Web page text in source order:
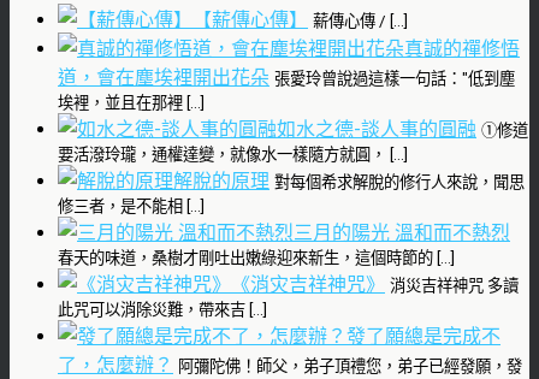
【薪傳心傳】 薪傳心傳 / […]
真誠的禪修悟
道，會在塵埃裡開出花朵 張愛玲曾說過這樣一句話："低到塵
埃裡，並且在那裡 […]
如水之德-談人事的圓融 ①修道
要活潑玲瓏，通權達變，就像水一樣隨方就圓， […]
解脫的原理 對每個希求解脫的修行人來說，聞思
修三者，是不能相 […]
三月的陽光 溫和而不熱烈
春天的味道，桑樹才剛吐出嫩綠迎來新生，這個時節的 […]
《消灾吉祥神咒》
消災吉祥神咒 多讀
此咒可以消除災難，帶來吉 […]
發了願總是完成不
了，怎麼辦？
阿彌陀佛！師父，弟子頂禮您，弟子已經發願，發